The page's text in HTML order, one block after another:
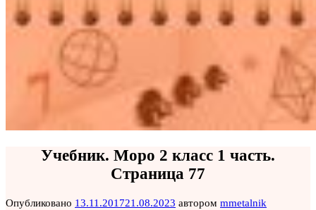
Учебник. Моро 2 класс 1 часть.
Страница 77
Опубликовано 13.11.201721.08.2023 автором mmetalnik